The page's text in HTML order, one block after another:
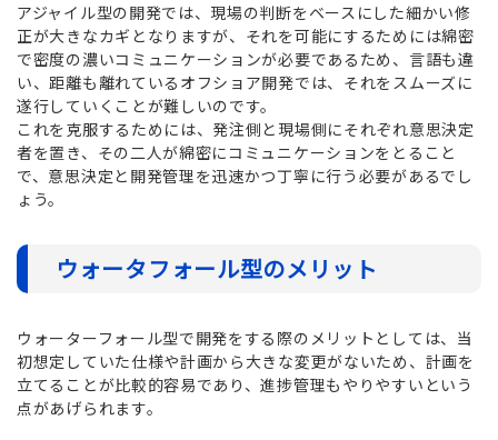
アジャイル型の開発では、現場の判断をベースにした細かい修
正が大きなカギとなりますが、それを可能にするためには綿密
で密度の濃いコミュニケーションが必要であるため、言語も違
い、距離も離れているオフショア開発では、それをスムーズに
遂行していくことが難しいのです。
これを克服するためには、発注側と現場側にそれぞれ意思決定
者を置き、その二人が綿密にコミュニケーションをとること
で、意思決定と開発管理を迅速かつ丁寧に行う必要があるでし
ょう。
ウォータフォール型のメリット
ウォーターフォール型で開発をする際のメリットとしては、当
初想定していた仕様や計画から大きな変更がないため、計画を
立てることが比較的容易であり、進捗管理もやりやすいという
点があげられます。